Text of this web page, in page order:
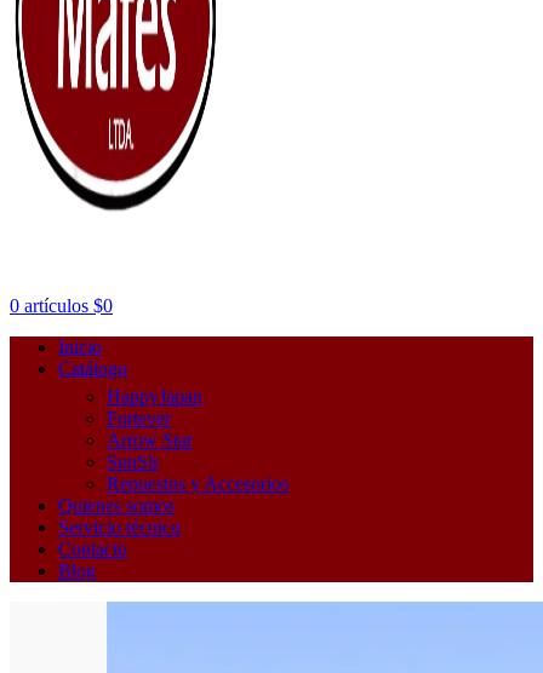
0 artículos $0
Inicio
Catálogo
HappyJapan
Fortever
Arrow Star
SunSir
Repuestos y Accesorios
Quienes somos
Servicio técnico
Contacto
Blog